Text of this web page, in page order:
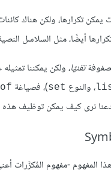
يمكن تكرارها، ولكن هناك
أيضًا، مثل السلاسل
تقنيًا، ولكن يمكننا
، والنوع set)، فصياغة
نرى كيف يمكن توظيف هذه
المفهوم -مفهوم المُكرَّرات